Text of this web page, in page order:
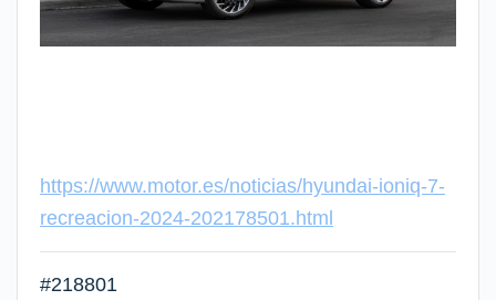
https://www.motor.es/noticias/hyundai-ioniq-7-
recreacion-2024-202178501.html
#218801